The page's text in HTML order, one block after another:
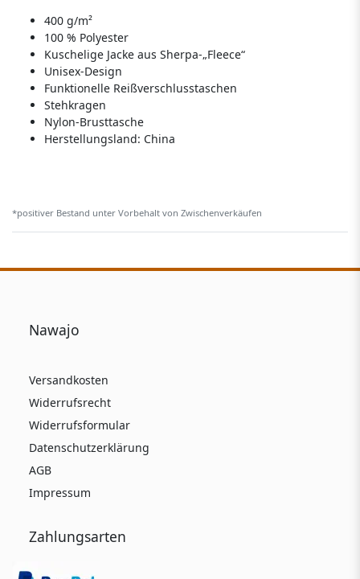
400 g/m²
100 % Polyester
Kuschelige Jacke aus Sherpa-„Fleece“
Unisex-Design
Funktionelle Reißverschlusstaschen
Stehkragen
Nylon-Brusttasche
Herstellungsland: China
*positiver Bestand unter Vorbehalt von Zwischenverkäufen
Nawajo
Versandkosten
Widerrufsrecht
Widerrufsformular
Datenschutzerklärung
AGB
Impressum
Zahlungsarten